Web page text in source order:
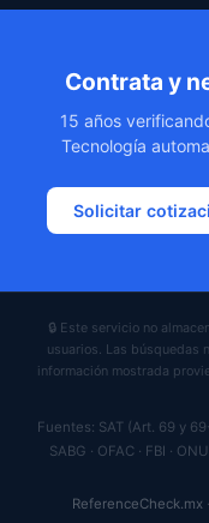
Contrata y
15 años
Tecnología
Solicitar
🔒 Este servicio no
usuarios. Las búsquedas
información mostrada
Fuentes: SAT (Art. 69 y 69-
SABG · OFAC · FBI ·
ReferenceCheck.mx